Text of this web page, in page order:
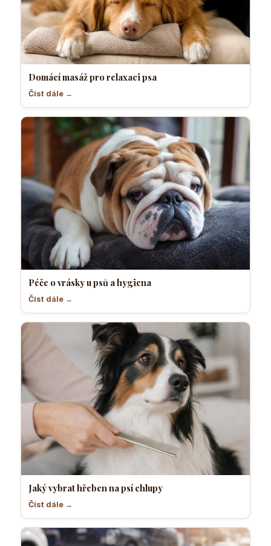
Domácí masáž pro relaxaci psa
Číst dále →
Péče o vrásky u psů a hygiena
Číst dále →
Jaký vybrat hřeben na psí chlupy
Číst dále →